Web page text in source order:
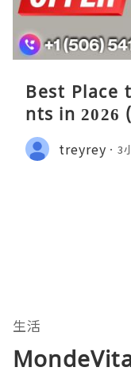
Best Place
nts in 2026
treyrey 3
生活